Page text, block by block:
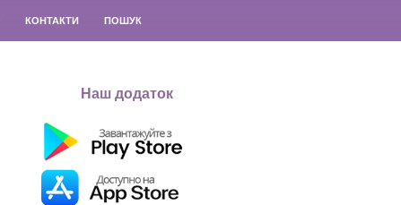
КОНТАКТИ ПОШУК
Наш додаток